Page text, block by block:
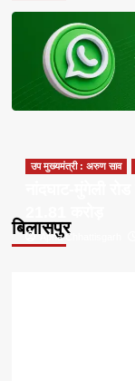
बिलासपुर
उप मुख्यमंत्री : अरुण साव
Apna Chhattisgarh